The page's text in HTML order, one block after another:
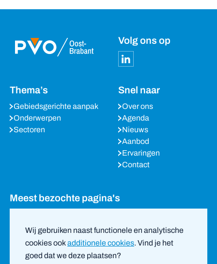
Wij gebruiken naast functionele en analytische
cookies ookadditionele cookies. Vind je het
goed dat we deze plaatsen?
Volg ons op
Thema’s
Gebiedsgerichte aanpak
Onderwerpen
Sectoren
Snel naar
Over ons
Agenda
Nieuws
Aanbod
Ervaringen
Contact
Meest bezochte pagina's
Nieuws
Partners